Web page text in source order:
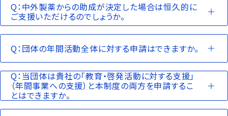
Q：中外製薬からの助成が決定した場合は恒久的に
ご支援いただけるのでしょうか。
Q：団体の年間活動全体に対する申請はできますか。
Q：当団体は貴社の「教育・啓発活動に対する支援」
（年間事業への支援）と本制度の両方を申請するこ
とはできますか。